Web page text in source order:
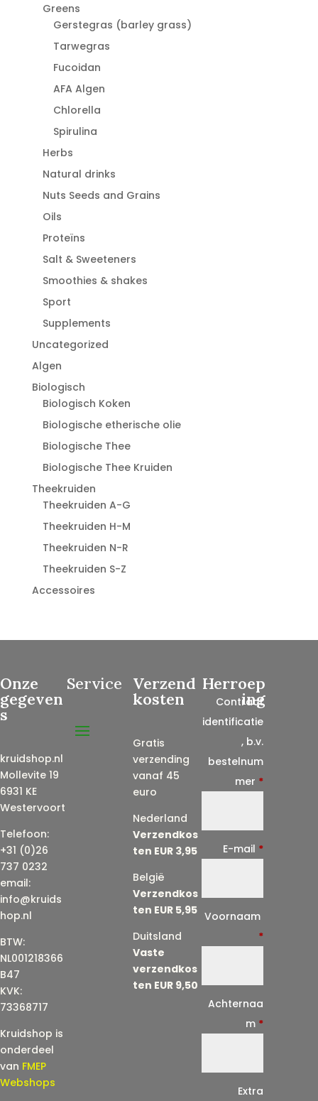
Greens
Gerstegras (barley grass)
Tarwegras
Fucoidan
AFA Algen
Chlorella
Spirulina
Herbs
Natural drinks
Nuts Seeds and Grains
Oils
Proteïns
Salt & Sweeteners
Smoothies & shakes
Sport
Supplements
Uncategorized
Algen
Biologisch
Biologisch Koken
Biologische etherische olie
Biologische Thee
Biologische Thee Kruiden
Theekruiden
Theekruiden A-G
Theekruiden H-M
Theekruiden N-R
Theekruiden S-Z
Accessoires
Onze
gegeven
s
kruidshop.nl
Mollevite 19
6931 KE
Westervoort
Telefoon:
+31 (0)26
737 0232
email:
info@kruids
hop.nl
BTW:
NL001218366
B47
KVK:
73368717
Kruidshop is
onderdeel
van FMEP
Webshops
Service Verzend
kosten
Gratis
verzending
vanaf 45
euro
Nederland
Verzendkos
ten EUR 3,95
België
Verzendkos
ten EUR 5,95
Duitsland
Vaste
verzendkos
ten EUR 9,50
Herroep
ing
Contract
identificatie
, b.v.
bestelnum
mer *
E-mail *
Voornaam
*
Achternaa
m *
Extra